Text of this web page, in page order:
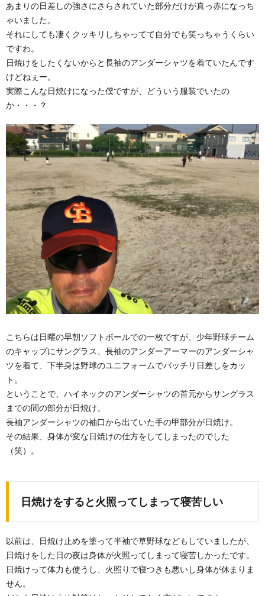
あまりの日差しの強さにさらされていた部分だけが真っ赤になっち
ゃいました。
それにしても凄くクッキリしちゃってて自分でも笑っちゃうくらい
ですわ。
日焼けをしたくないからと長袖のアンダーシャツを着ていたんです
けどねぇー。
実際こんな日焼けになった僕ですが、どういう服装でいたの
か・・・？
こちらは日曜の早朝ソフトボールでの一枚ですが、少年野球チーム
のキャップにサングラス、長袖のアンダーアーマーのアンダーシャ
ツを着て、下半身は野球のユニフォームでバッチリ日差しをカッ
ト。
ということで、ハイネックのアンダーシャツの首元からサングラス
までの間の部分が日焼け。
長袖アンダーシャツの袖口から出ていた手の甲部分が日焼け。
その結果、身体が変な日焼けの仕方をしてしまったのでした
（笑）。
日焼けをすると火照ってしまって寝苦しい
以前は、日焼け止めを塗って半袖で草野球などもしていましたが、
日焼けをした日の夜は身体が火照ってしまって寝苦しかったです。
日焼けって体力も使うし、火照りで寝つきも悪いし身体が休まりま
せん。